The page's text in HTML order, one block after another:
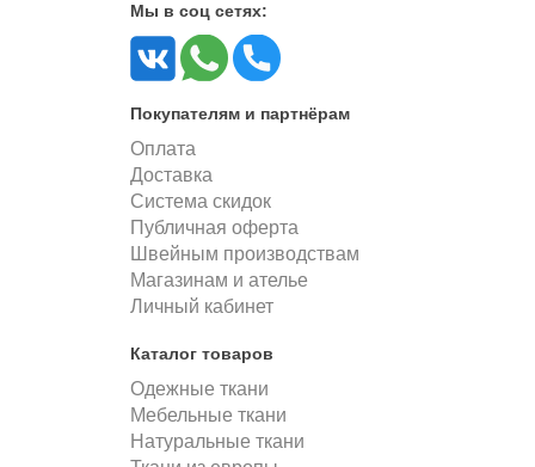
Мы в соц сетях:
Покупателям и партнёрам
Оплата
Доставка
Система скидок
Публичная оферта
Швейным производствам
Магазинам и ателье
Личный кабинет
Каталог товаров
Одежные ткани
Мебельные ткани
Натуральные ткани